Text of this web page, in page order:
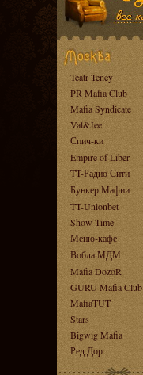
Teatr Teney
PR Mafia Club
Mafia Syndicate
Val&Jee
Спич-ки
Empire of Liber
TT-Радио Сити
Бункер Мафии
TT-Unionbet
Show Time
Меню-кафе
Вобла МДМ
Mafia DozoR
GURU Mafia Club
MafiaTUT
Stars
Bigwig Mafia
Ред Дор